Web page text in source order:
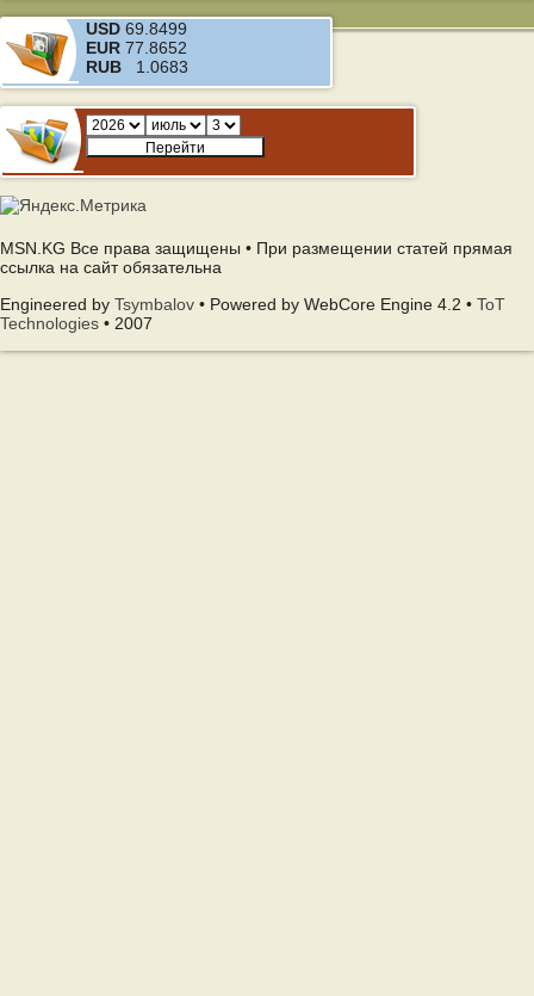
USD 69.8499
EUR 77.8652
RUB 1.0683
MSN.KG Все права защищены • При размещении статей прямая
ссылка на сайт обязательна
Engineered by Tsymbalov • Powered by WebCore Engine 4.2 • ToT
Technologies • 2007